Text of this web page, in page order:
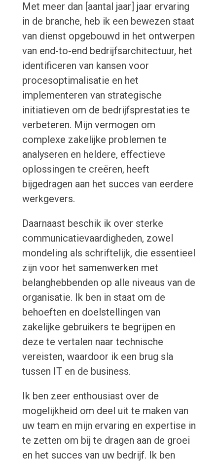
Met meer dan [aantal jaar] jaar ervaring
in de branche, heb ik een bewezen staat
van dienst opgebouwd in het ontwerpen
van end-to-end bedrijfsarchitectuur, het
identificeren van kansen voor
procesoptimalisatie en het
implementeren van strategische
initiatieven om de bedrijfsprestaties te
verbeteren. Mijn vermogen om
complexe zakelijke problemen te
analyseren en heldere, effectieve
oplossingen te creëren, heeft
bijgedragen aan het succes van eerdere
werkgevers.
Daarnaast beschik ik over sterke
communicatievaardigheden, zowel
mondeling als schriftelijk, die essentieel
zijn voor het samenwerken met
belanghebbenden op alle niveaus van de
organisatie. Ik ben in staat om de
behoeften en doelstellingen van
zakelijke gebruikers te begrijpen en
deze te vertalen naar technische
vereisten, waardoor ik een brug sla
tussen IT en de business.
Ik ben zeer enthousiast over de
mogelijkheid om deel uit te maken van
uw team en mijn ervaring en expertise in
te zetten om bij te dragen aan de groei
en het succes van uw bedrijf. Ik ben